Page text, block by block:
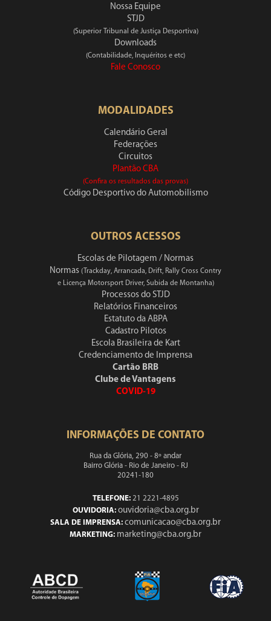
Nossa Equipe
STJD
(Superior Tribunal de Justiça Desportiva)
Downloads
(Contabilidade, Inquéritos e etc)
Fale Conosco
MODALIDADES
Calendário Geral
Federações
Circuitos
Plantão CBA
(Confira os resultados das provas)
Código Desportivo do Automobilismo
OUTROS ACESSOS
Escolas de Pilotagem / Normas
Normas (Trackday, Arrancada, Drift, Rally Cross Contry
e Licença Motorsport Driver, Subida de Montanha)
Processos do STJD
Relatórios Financeiros
Estatuto da ABPA
Cadastro Pilotos
Escola Brasileira de Kart
Credenciamento de Imprensa
Cartão BRB
Clube de Vantagens
COVID-19
INFORMAÇÕES DE CONTATO
Rua da Glória, 290 - 8º andar
Bairro Glória - Rio de Janeiro - RJ
20241-180
TELEFONE:21 2221-4895
OUVIDORIA: ouvidoria@cba.org.br
SALA DE IMPRENSA: comunicacao@cba.org.br
MARKETING: marketing@cba.org.br